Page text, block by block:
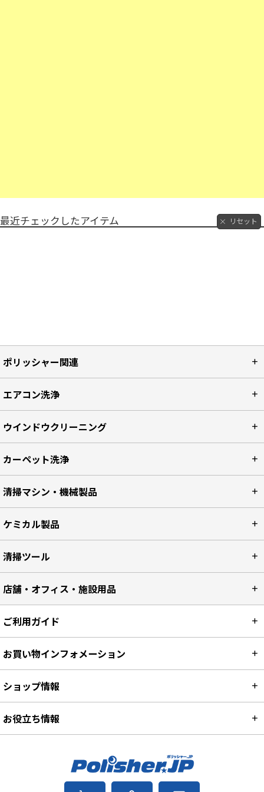
最近チェックしたアイテム リセット
ポリッシャー関連
エアコン洗浄
ウインドウクリーニング
カーペット洗浄
清掃マシン・機械製品
ケミカル製品
清掃ツール
店舗・オフィス・施設用品
ご利用ガイド
お買い物インフォメーション
ショップ情報
お役立ち情報